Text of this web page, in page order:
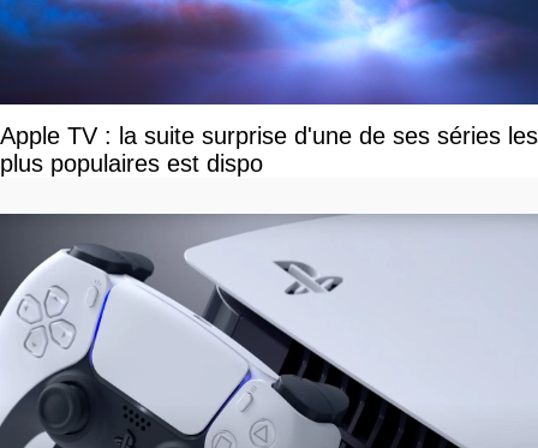
Apple TV : la suite surprise d'une de ses séries les
plus populaires est dispo